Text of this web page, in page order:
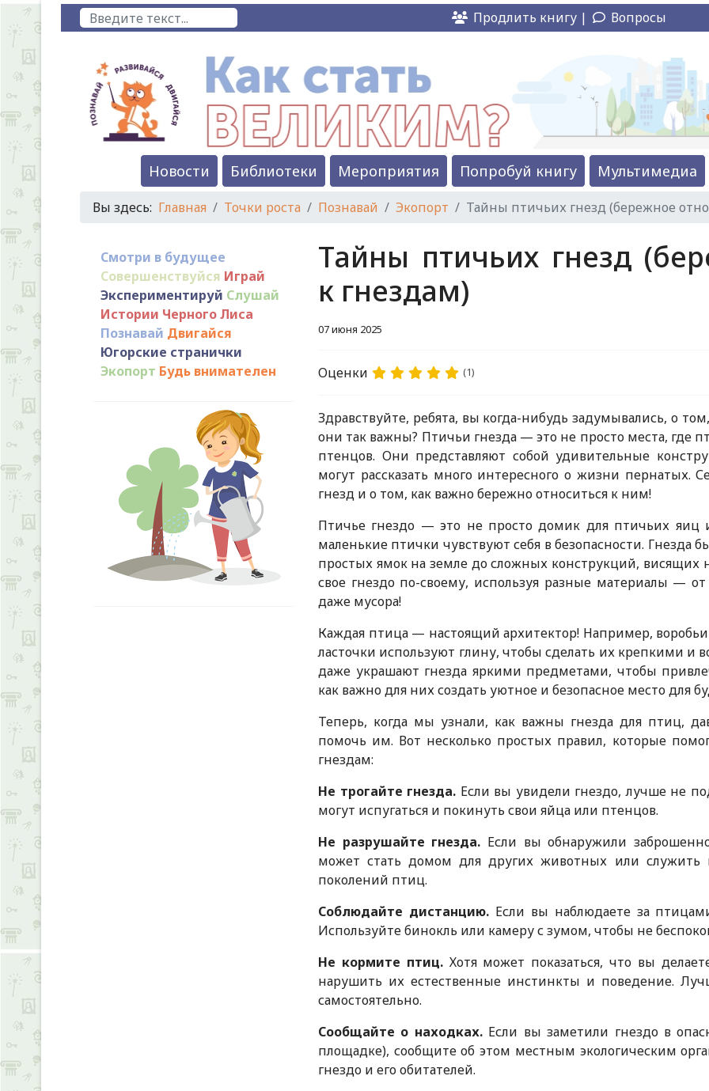
Поиск Продлить книгу | Вопросы
Новости Библиотеки Мероприятия Попробуй книгу Мультимедиа
Вы здесь: Главная Точки роста Познавай Экопорт Тайны птичьих гнезд (бережное
Смотри в будущее
Совершенствуйся Играй
Экспериментируй Слушай
Истории Черного Лиса
Познавай Двигайся
Югорские странички
Экопорт Будь внимателен
Тайны птичьих гнезд
к гнездам)
07 июня 2025
Оценки (1)
Здравствуйте, ребята, вы когда-нибудь задумывались, о
они так важны? Птичьи гнезда — это не просто места, где
птенцов. Они представляют собой удивительные
могут рассказать много интересного о жизни пернатых.
гнезд и о том, как важно бережно относиться к ним!
Птичье гнездо — это не просто домик для птичьих яиц
маленькие птички чувствуют себя в безопасности.
простых ямок на земле до сложных конструкций, висящих
свое гнездо по-своему, используя разные материалы —
даже мусора!
Каждая птица — настоящий архитектор! Например,
ласточки используют глину, чтобы сделать их крепкими
даже украшают гнезда яркими предметами, чтобы
как важно для них создать уютное и безопасное место для
Теперь, когда мы узнали, как важны гнезда для птиц,
помочь им. Вот несколько простых правил, которые
гнездам:
Не трогайте гнезда. Если вы увидели гнездо, лучше не
могут испугаться и покинуть свои яйца или птенцов.
Не разрушайте гнезда. Если вы обнаружили
может стать домом для других животных или служить
поколений птиц.
Соблюдайте дистанцию.Если вы наблюдаете за
Используйте бинокль или камеру с зумом, чтобы не
Не кормите птиц.Хотя может показаться, что вы
нарушить их естественные инстинкты и поведение.
самостоятельно.
Сообщайте о находках.Если вы заметили гнездо в
площадке), сообщите об этом местным экологическим
гнездо и его обитателей.